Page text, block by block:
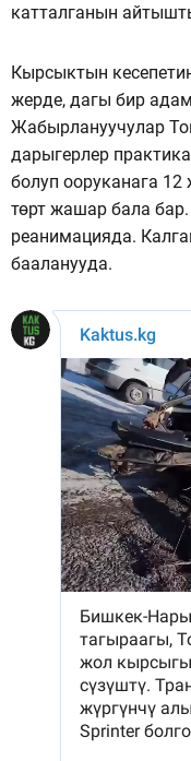
катталганын
Кырсыктын
жерде, дагы бир
Жабырлануучулар
дарыгерлер
болуп ооруканага
төрт жашар бала
реанимацияда.
бааланууда.